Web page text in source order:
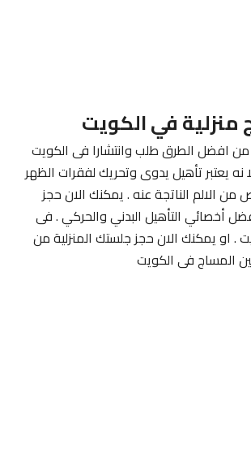
في الكويت
من افضل الطرق طلب وانتشارا فى الكويت
يعتبر تأهيل يدوى وتحريك لفقرات الظهر
من الالم الناتجة عنه . يمكنك الان حجز
أخصائي التأهيل البدني والحركي . فى
. او يمكنك الان حجز جلستك المنزلية من
المساج فى الكويت